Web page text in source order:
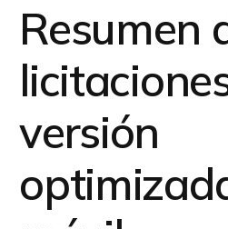
Resumen
versión